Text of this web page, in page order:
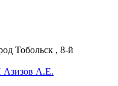
Тобольск , 8-й
Азизов А.Е.